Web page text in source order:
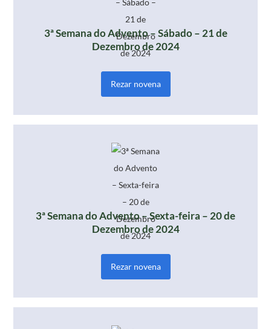
3ª Semana do Advento – Sábado – 21 de
Dezembro de 2024
Rezar novena
3ª Semana do Advento – Sexta-feira – 20 de
Dezembro de 2024
Rezar novena